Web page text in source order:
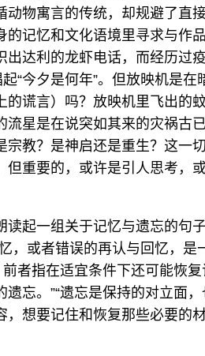
动物寓言的传统，却规避了直
记忆和文化语境里寻求与作品
达利的龙虾电话，而经历过
“今夕是何年”。但放映机是在
谎言）吗？放映机里飞出的
星是在说突如其来的灾祸古已
教？是神启还是重生？这一
重要的，或许是引人思考，
起一组关于记忆与遗忘的句
，或者错误的再认与回忆，是
者指在适宜条件下还可能恢
忘。”“遗忘是保持的对立面
想要记住和恢复那些必要的